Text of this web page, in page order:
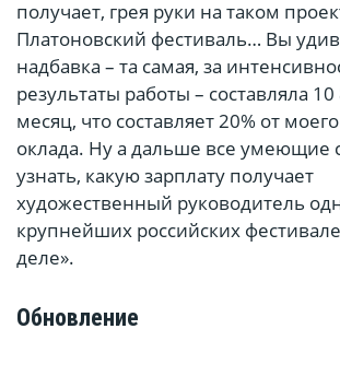
получает, грея руки на таком
Платоновский фестиваль… Вы
надбавка – та самая, за
результаты работы – составляла
месяц, что составляет 20% от
оклада. Ну а дальше все умеющие
узнать, какую зарплату получает
художественный руководитель
крупнейших российских
деле».
Обновление